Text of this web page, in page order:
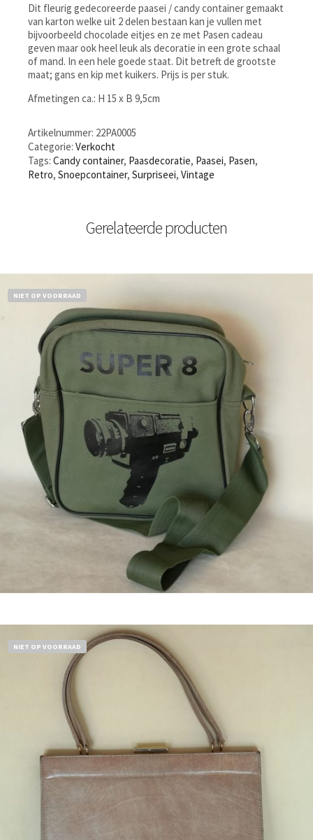
Dit fleurig gedecoreerde paasei / candy container gemaakt
van karton welke uit 2 delen bestaan kan je vullen met
bijvoorbeeld chocolade eitjes en ze met Pasen cadeau
geven maar ook heel leuk als decoratie in een grote schaal
of mand. In een hele goede staat. Dit betreft de grootste
maat; gans en kip met kuikers. Prijs is per stuk.
Afmetingen ca.: H 15 x B 9,5cm
Artikelnummer: 22PA0005
Categorie: Verkocht
Tags: Candy container, Paasdecoratie, Paasei, Pasen,
Retro, Snoepcontainer, Surpriseei, Vintage
Gerelateerde producten
NIET OP VOORRAAD
18,50
NIET OP VOORRAAD